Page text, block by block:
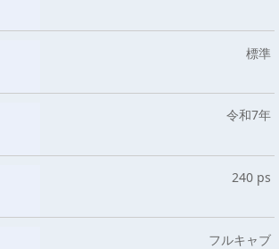
標準
令和7年
240 ps
フルキャブ